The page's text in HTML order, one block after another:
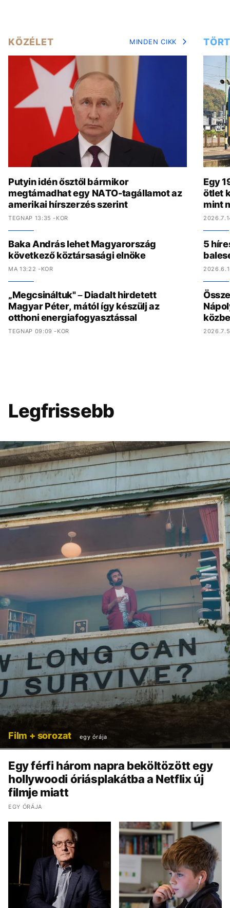
KÖZÉLET MINDEN CIKK
Putyin idén ősztől bármikor
megtámadhat egy NATO-tagállamot az
amerikai hírszerzés szerint
TEGNAP 13:35 -KOR
Baka András lehet Magyarország
következő köztársasági elnöke
MA 13:22 -KOR
„Megcsináltuk" – Diadalt hirdetett
Magyar Péter, mától így készülj az
otthoni energiafogyasztással
TEGNAP 09:09 -KOR
Egy
ötlet
mint
5
Legfrissebb
Film + sorozat egy órája
Egy férfi három napra beköltözött egy
hollywoodi óriásplakátba a Netflix új
filmje miatt
EGY ÓRÁJA